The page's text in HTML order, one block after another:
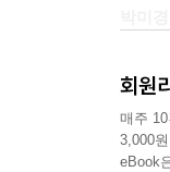
아동
어머
아동
회원
매주
3,000
eBook